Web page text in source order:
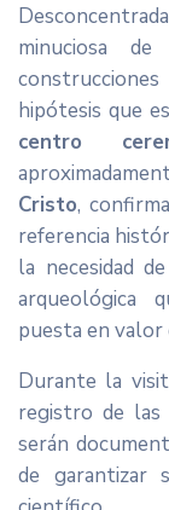
minuciosa
hipótesis que
centro
Cristo,
referencia
la necesidad
arqueológica
puesta en
Durante la
registro de las
serán
de garantizar